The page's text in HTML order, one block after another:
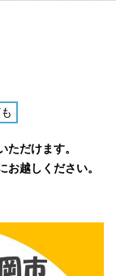
ただけます。
越しください。